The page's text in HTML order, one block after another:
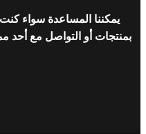
يمكننا المساعدة سواء
بمنتجات أو التواصل مع أحد